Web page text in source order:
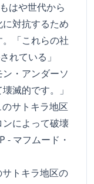
はや世代から
対抗するため
「これらの社
れている」
・アンダーソ
滅的です。」
トキラ地区の